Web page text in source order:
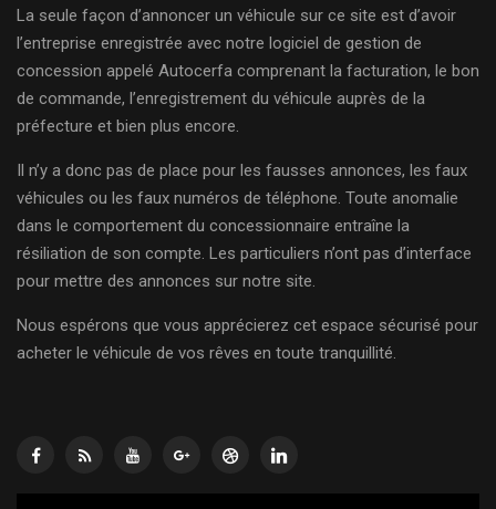
La seule façon d’annoncer un véhicule sur ce site est d’avoir
l’entreprise enregistrée avec notre logiciel de gestion de
concession appelé Autocerfa comprenant la facturation, le bon
de commande, l’enregistrement du véhicule auprès de la
préfecture et bien plus encore.
Il n’y a donc pas de place pour les fausses annonces, les faux
véhicules ou les faux numéros de téléphone. Toute anomalie
dans le comportement du concessionnaire entraîne la
résiliation de son compte. Les particuliers n’ont pas d’interface
pour mettre des annonces sur notre site.
Nous espérons que vous apprécierez cet espace sécurisé pour
acheter le véhicule de vos rêves en toute tranquillité.